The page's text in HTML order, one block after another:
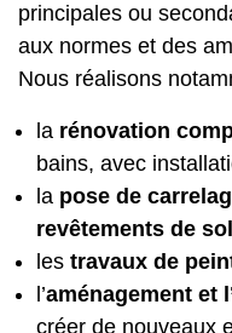
principales ou
aux normes et des
Nous réalisons
la rénovation
bains, avec
la pose de
revêtements de sol
les travaux de
l’aménagement et
créer de nouveaux